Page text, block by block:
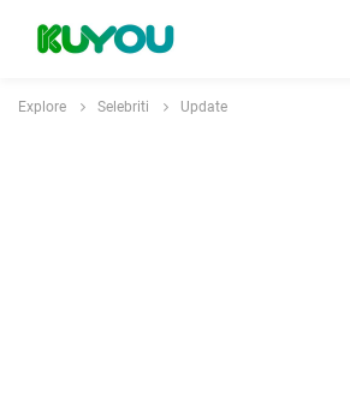
Explore Selebriti Update